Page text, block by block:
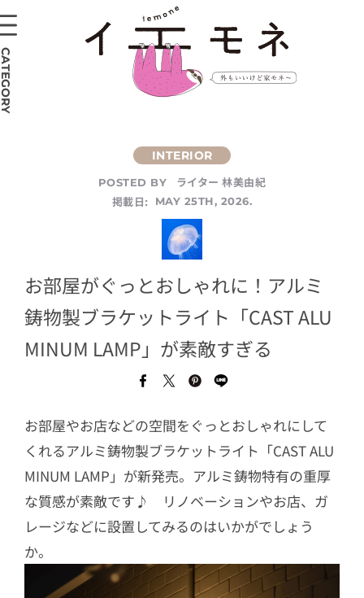
POSTED BY
ライター 林美由紀
掲載日:
MAY 25TH, 2026.
お部屋がぐっとおしゃれに！アルミ
鋳物製ブラケットライト「CAST ALU
MINUM LAMP」が素敵すぎる
お部屋やお店などの空間をぐっとおしゃれにして
くれるアルミ鋳物製ブラケットライト「CAST ALU
MINUM LAMP」が新発売。アルミ鋳物特有の重厚
な質感が素敵です♪ リノベーションやお店、ガ
レージなどに設置してみるのはいかがでしょう
か。